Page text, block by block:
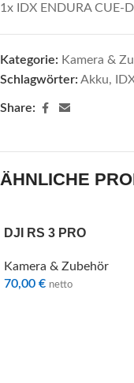
1x IDX ENDURA CUE-
Kategorie: Kamera &
Schlagwörter: Akku,
Share:
ÄHNLICHE
DJI RS 3 PRO
Kamera & Zubehör
70,00 € netto